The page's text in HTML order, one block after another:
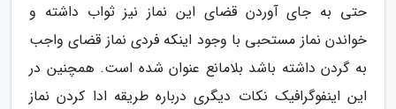
حتی به جای آوردن قضای این نماز نیز ثواب داشته و
خواندن نماز مستحبی با وجود اینکه فردی نماز قضای واجب
به گردن داشته باشد بلامانع عنوان شده است. همچنین در
این اینفوگرافیک نکات دیگری درباره طریقه ادا کردن نماز